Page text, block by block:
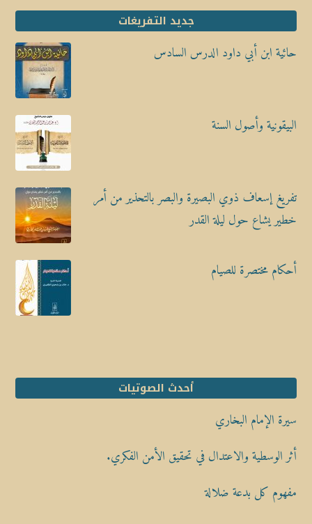
جديد التفريغات
حائية ابن أبي داود الدرس السادس
البيقونية وأصول السنة
تفريغ إسعاف ذوي البصيرة والبصر بالتحذير من أمر
خطير يشاع حول ليلة القدر
أحكام مختصرة للصيام
أحدث الصوتيات
سيرة الإمام البخاري
أثر الوسطية والاعتدال في تحقيق الأمن الفكري.
مفهوم كل بدعة ضلالة